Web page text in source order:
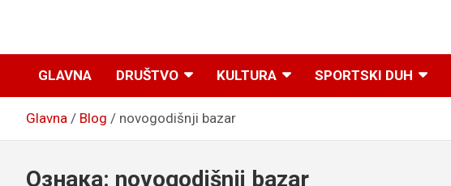
GLAVNA DRUŠTVO KULTURA SPORTSKI DUH
Glavna Blog novogodišnji bazar
Ознака: novogodišnji bazar